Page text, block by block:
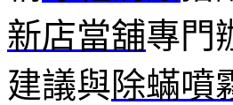
新店當舖專門
建議與除蟎噴